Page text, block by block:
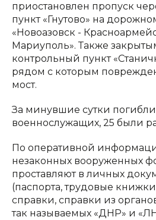
приостановлен пропуск
пункт «Гнутово» на
«Новоазовск -
Мариуполь». Также
контрольный пункт
рядом с которым
мост.
За минувшие сутки
военнослужащих, 25 были
По оперативной
незаконных вооруженных
проставляют в личных
(паспорта, трудовые
справки, справки из
так называемых «ДНР» и